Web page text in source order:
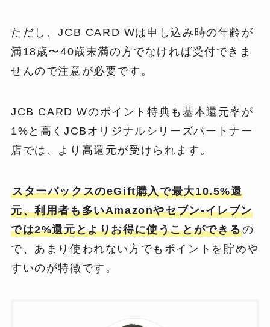
ただし、JCB CARD Wは申し込み時の年齢が
満18歳〜40歳未満の方でなければ受付できま
せんので注意が必要です。
JCB CARD Wのポイント特典も基本還元率が
1%と高くJCBオリジナルシリーズパートナー
店では、より高還元が受けられます。
スターバックスのeGift購入で最大10.5%還
元、利用者も多いAmazonやセブン‐イレブン
では2%還元とよりお得に使うことができるの
で、あまり使われない方でもポイントを貯めや
すいのが特徴です。